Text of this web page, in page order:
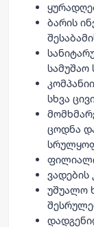
ბარის
სამუშაო
სხვა
ცოდნა
უშუალო